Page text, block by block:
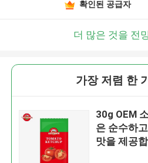
확인된 공급자
더 많은 것을 전
가장 저렴 한
30g OEM
은 순수하
맛을 제공